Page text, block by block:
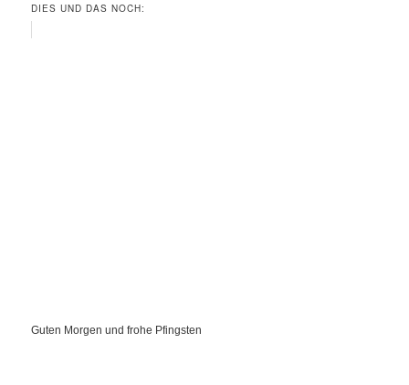
DIES UND DAS NOCH:
Guten Morgen und frohe Pfingsten